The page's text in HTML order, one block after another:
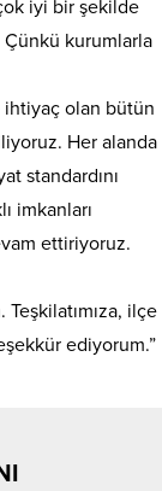
iyi bir şekilde
kurumlarla
ihtiyaç olan bütün
Her alanda
standardını
imkanları
ettiriyoruz.
ilçe
ediyorum.”